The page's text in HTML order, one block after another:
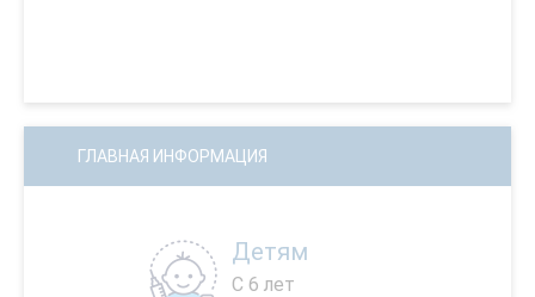
ГЛАВНАЯ ИНФОРМАЦИЯ
Детям
С 6 лет